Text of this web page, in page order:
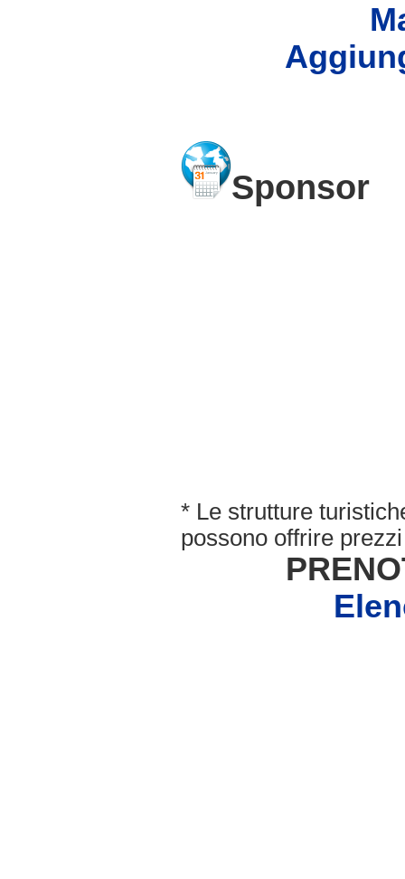
Sponsor
* Le strutture
possono offrire